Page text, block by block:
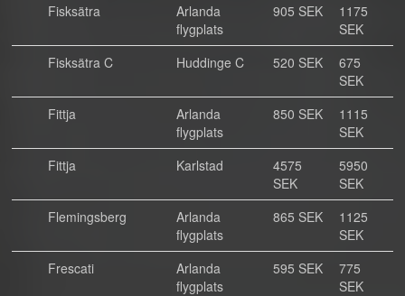
Fisksätra
Arlanda
flygplats
905 SEK
1175
SEK
Fisksätra C
Huddinge C 520 SEK
675
SEK
Fittja
Arlanda
flygplats
850 SEK
1115
SEK
Fittja
Karlstad
4575
SEK
5950
SEK
Flemingsberg
Arlanda
flygplats
865 SEK
1125
SEK
Frescati
Arlanda
flygplats
595 SEK
775
SEK